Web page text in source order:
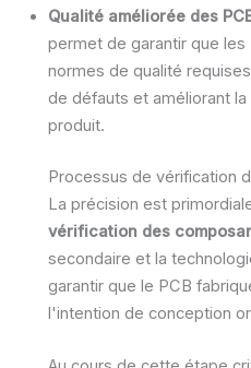
Qualité améliorée des
permet de garantir que les
normes de qualité
de défauts et améliorant
produit.
Processus de vérification
La précision est
vérification des
secondaire et la
garantir que le PCB
l'intention de conception